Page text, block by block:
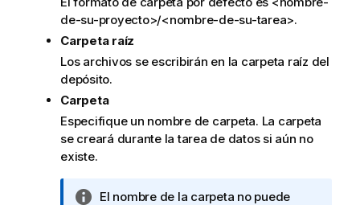
de-su-proyecto>/<nombre-de-su-tarea>.
Carpeta raíz
Los archivos se escribirán en la carpeta raíz del
depósito.
Carpeta
Especifique un nombre de carpeta. La carpeta
se creará durante la tarea de datos si aún no
existe.
N
El nombre de la carpeta no puede